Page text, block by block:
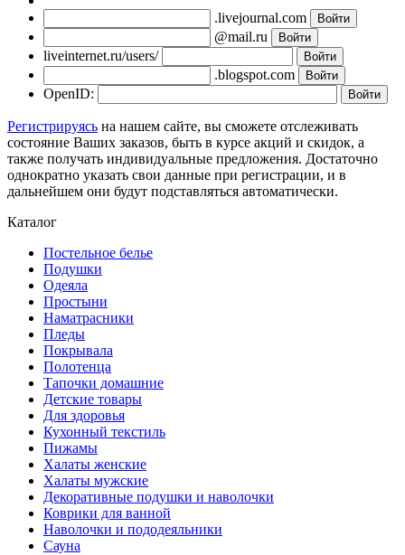
.livejournal.com
@mail.ru
liveinternet.ru/users/
.blogspot.com
OpenID:
Регистрируясь на нашем сайте, вы сможете отслеживать
состояние Ваших заказов, быть в курсе акций и скидок, а
также получать индивидуальные предложения. Достаточно
однократно указать свои данные при регистрации, и в
дальнейшем они будут подставляться автоматически.
Каталог
Постельное белье
Подушки
Одеяла
Простыни
Наматрасники
Пледы
Покрывала
Полотенца
Тапочки домашние
Детские товары
Для здоровья
Кухонный текстиль
Пижамы
Халаты женские
Халаты мужские
Декоративные подушки и наволочки
Коврики для ванной
Наволочки и пододеяльники
Сауна